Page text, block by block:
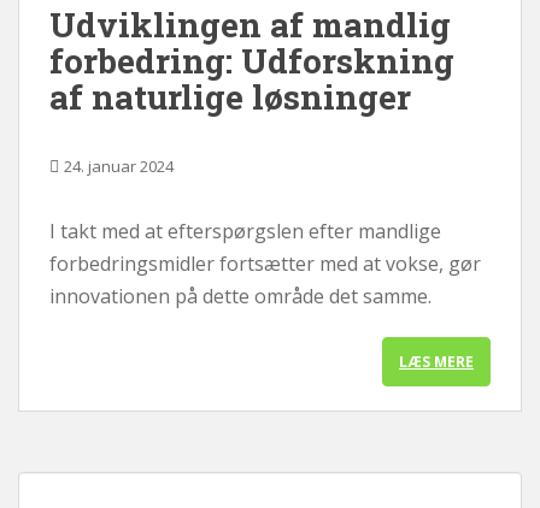
Udviklingen af ​​mandlig
forbedring: Udforskning
af naturlige løsninger
24. januar 2024
I takt med at efterspørgslen efter mandlige
forbedringsmidler fortsætter med at vokse, gør
innovationen på dette område det samme.
LÆS MERE